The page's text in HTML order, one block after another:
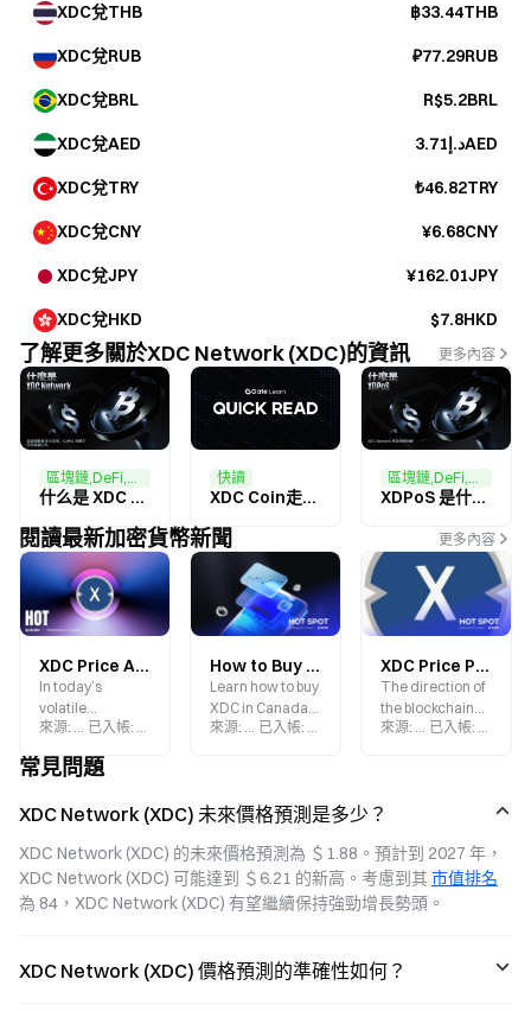
XDC兌THB ฿33.44THB
XDC兌RUB ₽77.29RUB
XDC兌BRL R$5.2BRL
XDC兌AED د.إ3.71AED
XDC兌TRY ₺46.82TRY
XDC兌CNY ¥6.68CNY
XDC兌JPY ¥162.01JPY
XDC兌HKD $7.8HKD
了解更多關於XDC Network (XDC)的資訊 更多內容
區塊鏈,DeFi,金融
什么是 XDC Network（XDC）？全面理解其技术架构、XDPoS 机制与贸易金融生态
快讀
XDC Coin走勢解析：近期價格表現
區塊鏈,DeFi,交易
XDPoS 是什麼？深入解析 XDC Network 的共識機制
閱讀最新加密貨幣新聞 更多內容
XDC Price Analysis Today: Latest Updates and Future Outlook as of February 3
In today’s
volatile
cryptocurrency
Network has
stable price at
posting a positive
4.70% gain over
the past 24
potential market
來源: Gate.blog
已入帳: 2026-02-03
How to Buy XDC in Canada: A Complete Guide
Learn how to buy
XDC in Canada
with this
payment options,
investors.
來源: Gate.blog
已入帳: 2025-09-13
XDC Price Prediction 2040: Can It Break $50?
The direction of
the blockchain
industry is
real technical
quietly laying out
the future, and
XDC Network is
來源: Gate.blog
已入帳:
常見問題
XDC Network (XDC) 未來價格預測是多少？
XDC Network (XDC) 的未來價格預測為 ＄1.88。預計到 2027 年，
XDC Network (XDC) 可能達到 ＄6.21 的新高。考慮到其 市值排名
為 84，XDC Network (XDC) 有望繼續保持強勁增長勢頭。
XDC Network (XDC) 價格預測的準確性如何？